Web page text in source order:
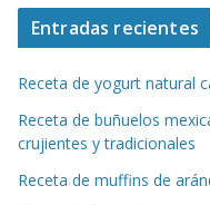
Entradas recientes
Receta de yogurt natural
Receta de buñuelos
crujientes y tradicionales
Receta de muffins de